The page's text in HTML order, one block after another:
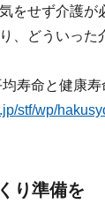
をせず介護
、どういった
寿命と健康寿
stf/wp/
り準備を